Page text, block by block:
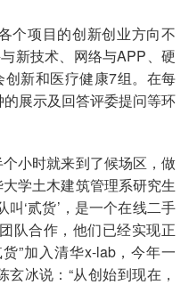
项目的创新创业方向不
新技术、网络与APP、硬
新和医疗健康7组。在每
展示及回答评委提问等环
小时就来到了候场区，做
学土木建筑管理系研究生
‘贰货’，是一个在线二手
队合作，他们已经实现正
”加入清华x-lab，今年一
冰说：“从创始到现在，